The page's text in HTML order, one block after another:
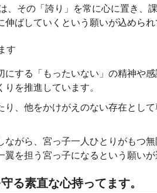
、その「誇り」を常に心に置き
伸ばしていくという願いが込められ
す
にする「もったいない」の精神や
を推進しています。
り、他をかけがえのない存在とし
ながら、宮っ子一人ひとりがもつ
を担う宮っ子になるという願いが
る素直な心持ってます。